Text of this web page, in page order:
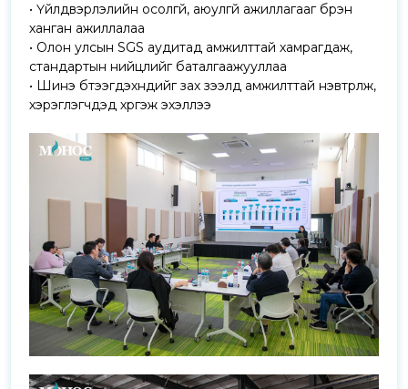
• Үйлдвэрлэлийн осолгүй, аюулгүй ажиллагааг бүрэн
ханган ажиллалаа
• Олон улсын SGS аудитад амжилттай хамрагдаж,
стандартын нийцлийг баталгаажууллаа
• Шинэ бүтээгдэхүүнүүдийг зах зээлд амжилттай нэвтрүүлж,
хэрэглэгчдэд хүргэж эхэллээ